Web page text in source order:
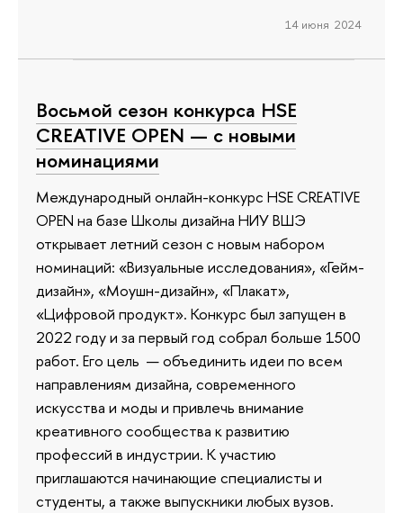
14 июня 2024
Восьмой сезон конкурса HSE
CREATIVE OPEN — с новыми
номинациями
Международный онлайн-конкурс HSE CREATIVE
OPEN на базе Школы дизайна НИУ ВШЭ
открывает летний сезон с новым набором
номинаций: «Визуальные исследования», «Гейм-
дизайн», «Моушн-дизайн», «Плакат»,
«Цифровой продукт». Конкурс был запущен в
2022 году и за первый год собрал больше 1500
работ. Его цель — объединить идеи по всем
направлениям дизайна, современного
искусства и моды и привлечь внимание
креативного сообщества к развитию
профессий в индустрии. К участию
приглашаются начинающие специалисты и
студенты, а также выпускники любых вузов.